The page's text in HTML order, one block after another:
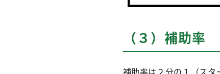
（３）補助率